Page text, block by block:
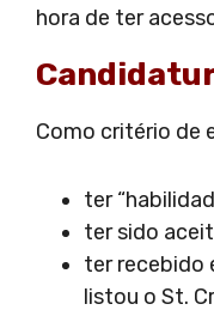
hora de ter
Como critério de
ter
ter sido
ter recebido
listou o St.